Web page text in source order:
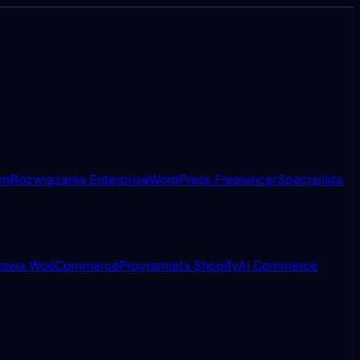
Rozwiązania EnterpriseWordPress FreelancerSpecjalista
WooCommerceProgramista ShopifyAI Commerce